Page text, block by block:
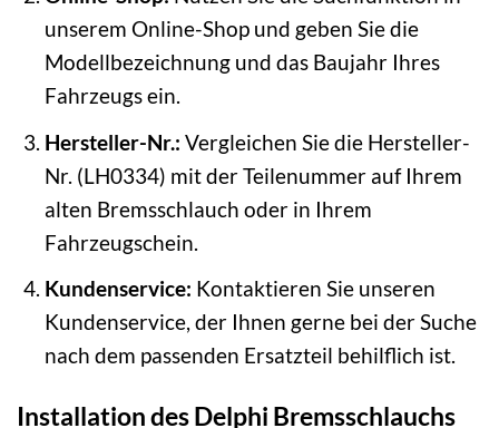
unserem Online-Shop und geben Sie die
Modellbezeichnung und das Baujahr Ihres
Fahrzeugs ein.
Hersteller-Nr.: Vergleichen Sie die Hersteller-
Nr. (LH0334) mit der Teilenummer auf Ihrem
alten Bremsschlauch oder in Ihrem
Fahrzeugschein.
Kundenservice: Kontaktieren Sie unseren
Kundenservice, der Ihnen gerne bei der Suche
nach dem passenden Ersatzteil behilflich ist.
Installation des Delphi Bremsschlauchs